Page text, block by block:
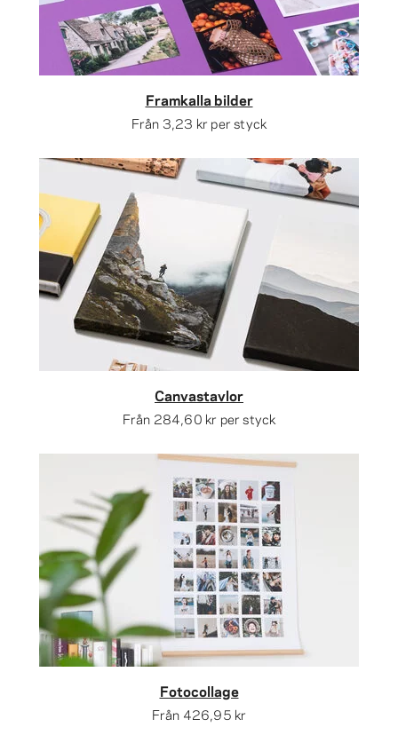
Framkalla bilder
Från 3,23 kr per styck
Canvastavlor
Från 284,60 kr per styck
Fotocollage
Från 426,95 kr